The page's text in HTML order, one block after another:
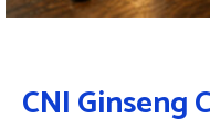
CNI Ginseng